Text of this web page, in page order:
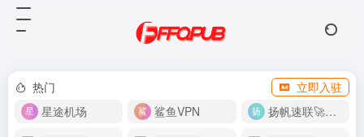
热门
立即入驻
星途机场
鲨鱼VPN 扬帆速联🚀很快